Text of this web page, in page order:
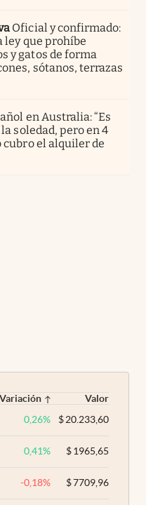
Oficial y confirmado:
ley que prohíbe
y gatos de forma
sótanos, terrazas
en Australia: “Es
soledad, pero en 4
cubro el alquiler de
Variación
Valor
0,26% $20.233,60
0,41% $1965,65
-0,18% $7709,96